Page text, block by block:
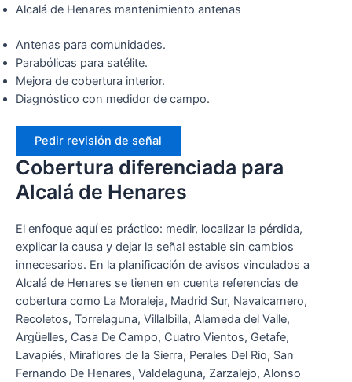
Alcalá de Henares mantenimiento antenas
Antenas para comunidades.
Parabólicas para satélite.
Mejora de cobertura interior.
Diagnóstico con medidor de campo.
Pedir revisión de señal
Cobertura diferenciada para
Alcalá de Henares
El enfoque aquí es práctico: medir, localizar la pérdida,
explicar la causa y dejar la señal estable sin cambios
innecesarios. En la planificación de avisos vinculados a
Alcalá de Henares se tienen en cuenta referencias de
cobertura como La Moraleja, Madrid Sur, Navalcarnero,
Recoletos, Torrelaguna, Villalbilla, Alameda del Valle,
Argüelles, Casa De Campo, Cuatro Vientos, Getafe,
Lavapiés, Miraflores de la Sierra, Perales Del Rio, San
Fernando De Henares, Valdelaguna, Zarzalejo, Alonso